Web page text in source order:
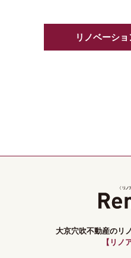
リノベーシ
大京穴吹不動産のリ
【リノ